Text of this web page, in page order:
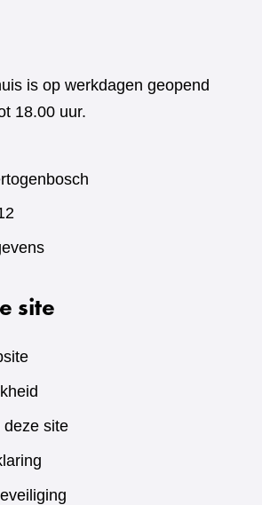
is op werkdagen geopend
18.00 uur.
site
deze site